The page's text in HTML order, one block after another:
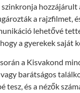
hozzájárult
a rajzfilmet,
lehetővé
a gyerekek saját
a Kisvakond
barátságos
tesz, és a nézők